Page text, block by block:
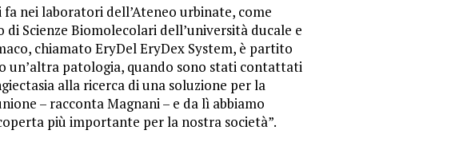
nei laboratori dell’Ateneo urbinate, come
Scienze Biomolecolari dell’università ducale e
chiamato EryDel EryDex System, è partito
un’altra patologia, quando sono stati contattati
alla ricerca di una soluzione per la
– racconta Magnani – e da lì abbiamo
più importante per la nostra società”.